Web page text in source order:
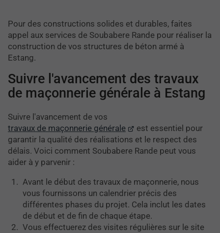
Pour des constructions solides et durables, faites
appel aux services de Soubabere Rande pour réaliser la
construction de vos structures de béton armé à
Estang.
Suivre l'avancement des travaux
de maçonnerie générale à Estang
Suivre l'avancement de vos
travaux de maçonnerie générale
est essentiel pour
garantir la qualité des réalisations et le respect des
délais. Voici comment Soubabere Rande peut vous
aider à y parvenir :
Avant le début des travaux de maçonnerie, nous
vous fournissons un calendrier précis des
différentes phases du projet. Cela inclut les dates
de début et de fin de chaque étape.
Vous effectuerez des visites régulières sur le site